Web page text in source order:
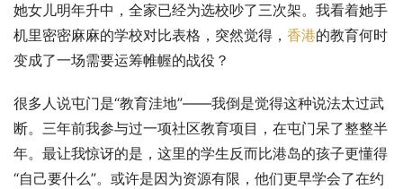
她女儿明年升中，全家已经为选校吵了三次架。我看着她手
机里密密麻麻的学校对比表格，突然觉得， 香港的教育何时
变成了一场需要运筹帷幄的战役？
很多人说屯门是“教育洼地”——我倒是觉得这种说法太过武
断。三年前我参与过一项社区教育项目，在屯门呆了整整半
年。最让我惊讶的是，这里的学生反而比港岛的孩子更懂得
“自己要什么”。或许是因为资源有限，他们更早学会了在约